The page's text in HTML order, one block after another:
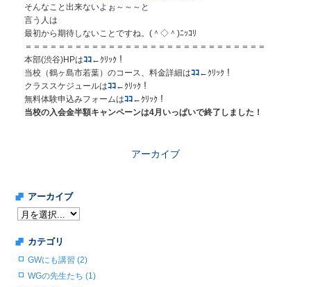
そんなこと出来ないよぉ～～～と
言う人は
最初から期待しないことですね。(＾◇＾)ﾆｯｺﾘ
＝＝＝＝＝＝＝＝＝＝＝＝＝＝＝＝＝＝＝＝＝＝＝＝＝＝＝＝＝
本部(渋谷)HPはｺｺ←ｸﾘｯｸ！
当校（鶴ヶ島市若葉）のコース、料金詳細はｺｺ←ｸﾘｯｸ！
クラススケジュールはｺｺ←ｸﾘｯｸ！
無料体験申込みフォームはｺｺ←ｸﾘｯｸ！
当校の入会金半額キャンペーンは4月いっぱいで終了しました！
アーカイブ
アーカイブ
カテゴリ
GWにも講習 (2)
WGの先生たち (1)